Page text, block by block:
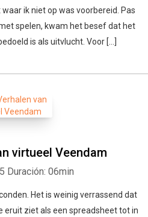
ik niet op was voorbereid. Pas
spelen, kwam het besef dat het
is als uitvlucht. Voor […]
virtueel Veendam
Duración: 06min
Het is weinig verrassend dat
eruit ziet als een spreadsheet tot in
Twitter E-mail